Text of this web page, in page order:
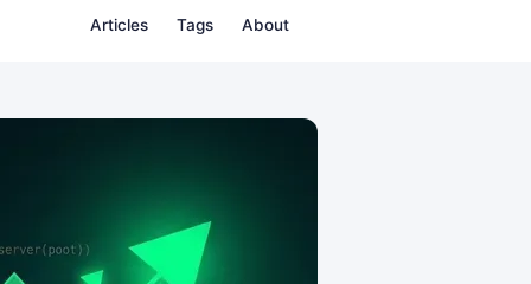
Articles Tags About